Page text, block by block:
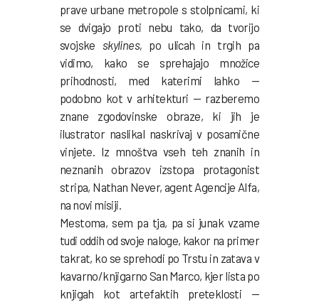
prave urbane metropole s stolpnicami, ki
se dvigajo proti nebu tako, da tvorijo
svojske skylines, po ulicah in trgih pa
vidimo, kako se sprehajajo množice
prihodnosti, med katerimi lahko —
podobno kot v arhitekturi — razberemo
znane zgodovinske obraze, ki jih je
ilustrator naslikal naskrivaj v posamične
vinjete. Iz mnoštva vseh teh znanih in
neznanih obrazov izstopa protagonist
stripa, Nathan Never, agent Agencije Alfa,
na novi misiji.
Mestoma, sem pa tja, pa si junak vzame
tudi oddih od svoje naloge, kakor na primer
takrat, ko se sprehodi po Trstu in zatava v
kavarno/knjigarno San Marco, kjer lista po
knjigah kot artefaktih preteklosti —